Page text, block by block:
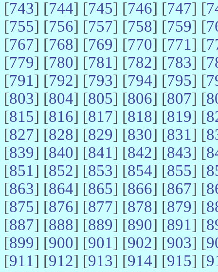
[743] [744] [745] [746] [747] [
[755] [756] [757] [758] [759] [
[767] [768] [769] [770] [771] [
[779] [780] [781] [782] [783] [
[791] [792] [793] [794] [795] [
[803] [804] [805] [806] [807] [
[815] [816] [817] [818] [819] [
[827] [828] [829] [830] [831] [
[839] [840] [841] [842] [843] [
[851] [852] [853] [854] [855] [
[863] [864] [865] [866] [867] [
[875] [876] [877] [878] [879] [
[887] [888] [889] [890] [891] [
[899] [900] [901] [902] [903] [
[911] [912] [913] [914] [915] [